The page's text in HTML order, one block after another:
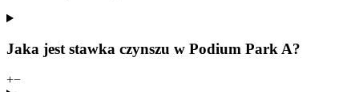
Jaka jest stawka czynszu w Podium Park A?
+−